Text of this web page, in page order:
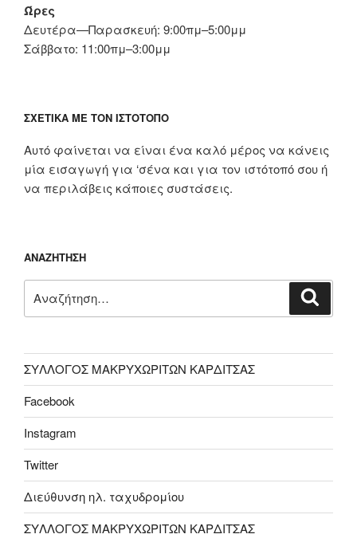
Ώρες
Δευτέρα—Παρασκευή: 9:00πμ–5:00μμ
Σάββατο: 11:00πμ–3:00μμ
ΣΧΕΤΙΚΆ ΜΕ ΤΟΝ ΙΣΤΌΤΟΠΟ
Αυτό φαίνεται να είναι ένα καλό μέρος να κάνεις
μία εισαγωγή για ‘σένα και για τον ιστότοπό σου ή
να περιλάβεις κάποιες συστάσεις.
ΑΝΑΖΉΤΗΣΗ
για:
ΣΥΛΛΟΓΟΣ ΜΑΚΡΥΧΩΡΙΤΩΝ ΚΑΡΔΙΤΣΑΣ
Facebook
Instagram
Twitter
Διεύθυνση ηλ. ταχυδρομίου
ΣΥΛΛΟΓΟΣ ΜΑΚΡΥΧΩΡΙΤΩΝ ΚΑΡΔΙΤΣΑΣ